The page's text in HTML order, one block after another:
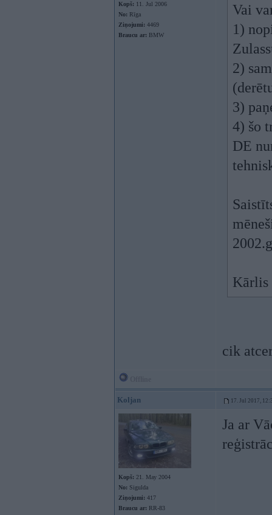
Kopš: 11. Jul 2006
No: Rīga
Ziņojumi: 4469
Braucu ar: BMW
Vai
1)
2)
3)
4) šo
DE
Kārlis
cik
Koljan 17. Jul 2017,
Kopš: 21. May 2004
No: Sigulda
Ziņojumi: 417
Braucu ar: RR-83
Ja ar